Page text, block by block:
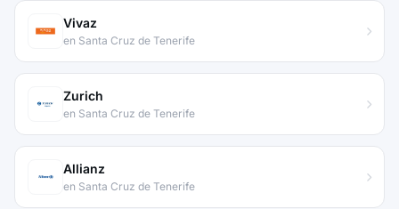
Vivaz
en Santa Cruz de Tenerife
Zurich
en Santa Cruz de Tenerife
Allianz
en Santa Cruz de Tenerife